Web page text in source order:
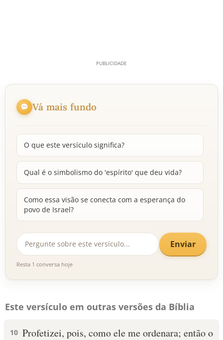
Vá mais fundo
O que este versículo significa?
Qual é o simbolismo do 'espírito' que deu vida?
Como essa visão se conecta com a esperança do
povo de Israel?
Enviar
Resta 1 conversa hoje
Este versículo em outras versões da Bíblia
10 Profetizei, pois, como ele me ordenara; então o